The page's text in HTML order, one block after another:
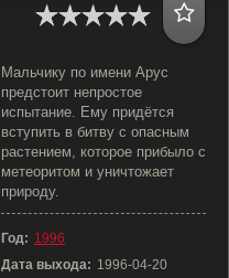
Мальчику по имени Арус
предстоит непростое
испытание. Ему придётся
вступить в битву с опасным
растением, которое прибыло с
метеоритом и уничтожает
природу.
Год: 1996
Дата выхода: 1996-04-20